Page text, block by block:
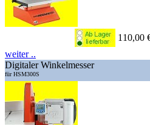
110,00
weiter ..
Digitaler Winkelmesser
für HSM300S